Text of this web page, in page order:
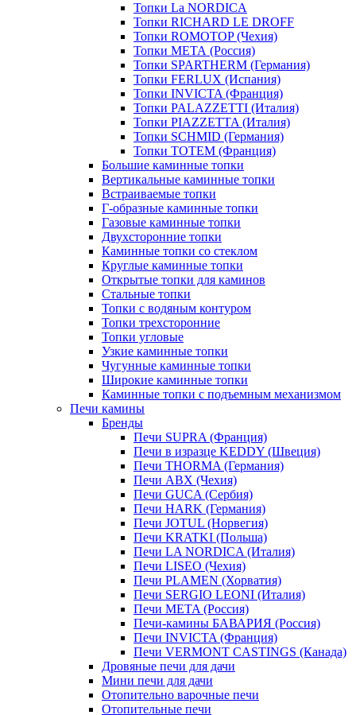
Топки La NORDICA
Топки RICHARD LE DROFF
Топки ROMOTOP (Чехия)
Топки МЕТА (Россия)
Топки SPARTHERM (Германия)
Топки FERLUX (Испания)
Топки INVICTA (Франция)
Топки PALAZZETTI (Италия)
Топки PIAZZETTA (Италия)
Топки SCHMID (Германия)
Топки TOTEM (Франция)
Большие каминные топки
Вертикальные каминные топки
Встраиваемые топки
Г-образные каминные топки
Газовые каминные топки
Двухсторонние топки
Каминные топки со стеклом
Круглые каминные топки
Открытые топки для каминов
Стальные топки
Топки с водяным контуром
Топки трехсторонние
Топки угловые
Узкие каминные топки
Чугунные каминные топки
Широкие каминные топки
Каминные топки с подъемным механизмом
Печи камины
Бренды
Печи SUPRA (Франция)
Печи в изразце KEDDY (Швеция)
Печи THORMA (Германия)
Печи ABX (Чехия)
Печи GUCA (Сербия)
Печи HARK (Германия)
Печи JOTUL (Норвегия)
Печи KRATKI (Польша)
Печи LA NORDICA (Италия)
Печи LISEO (Чехия)
Печи PLAMEN (Хорватия)
Печи SERGIO LEONI (Италия)
Печи META (Россия)
Печи-камины БАВАРИЯ (Россия)
Печи INVICTA (Франция)
Печи VERMONT CASTINGS (Канада)
Дровяные печи для дачи
Мини печи для дачи
Отопительно варочные печи
Отопительные печи